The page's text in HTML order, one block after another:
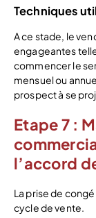
Techniques
A ce stade, le
engageantes
commencer le
mensuel ou
prospect à se
Etape 7 :
l’accord
La prise de
cycle de vente.